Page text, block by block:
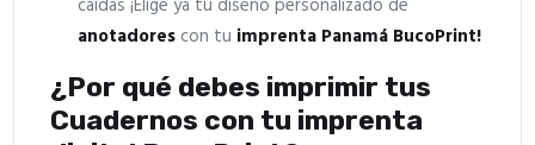
caídas ¡Elige ya tu diseño personalizado de
anotadores con tu imprenta PanamáBucoPrint!
¿Por qué debes imprimir tus
Cuadernos con tu imprenta